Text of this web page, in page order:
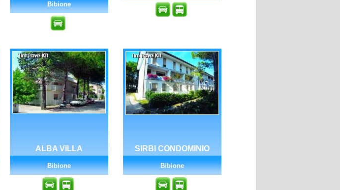
Bibione
ALBA VILLA
Bibione
SIRBI CONDOMINIO
Bibione